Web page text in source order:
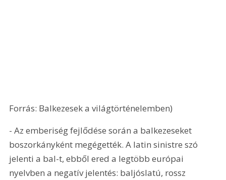
Forrás: Balkezesek a világtörténelemben)
- Az emberiség fejlődése során a balkezeseket
boszorkányként megégették. A latin sinistre szó
jelenti a bal-t, ebből ered a legtöbb európai
nyelvben a negatív jelentés: baljóslatú, rossz